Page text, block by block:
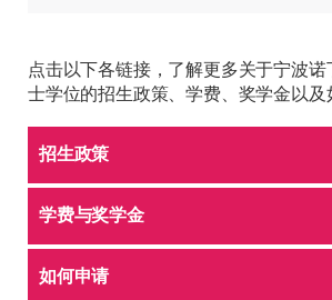
点击以下各链接，了解更多关于宁波诺
士学位的招生政策、学费、奖学金以及
招生政策
学费与奖学金
如何申请